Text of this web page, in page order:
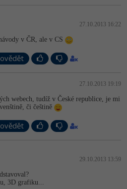
27.10.2013 16:22
v ČR, ale v CS
27.10.2013 19:19
webech, tudíž v České republice, je mi
či češtině
29.10.2013 13:59
3D grafiku...